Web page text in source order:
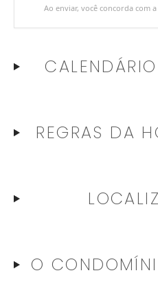
Ao enviar, você concorda com
REGRAS DA
O